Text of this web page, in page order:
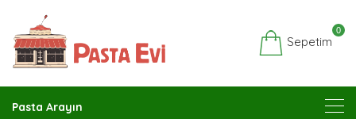
Sepetim
0
Pasta Arayın